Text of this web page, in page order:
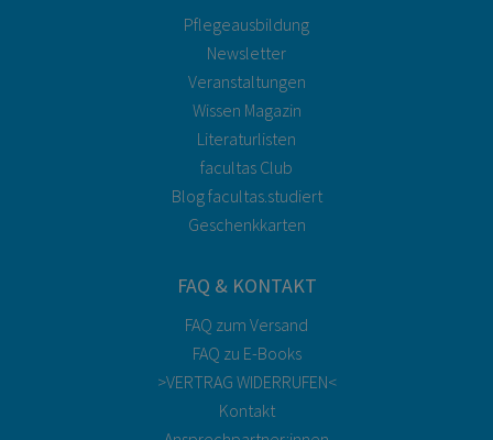
Pflegeausbildung
Newsletter
Veranstaltungen
Wissen Magazin
Literaturlisten
facultas Club
Blog facultas.studiert
Geschenkkarten
FAQ & KONTAKT
FAQ zum Versand
FAQ zu E-Books
>VERTRAG WIDERRUFEN<
Kontakt